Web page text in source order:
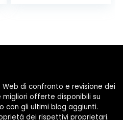
di confronto e revisione dei
offerte disponibili su
con gli ultimi blog aggiunti.
dei rispettivi proprietari.